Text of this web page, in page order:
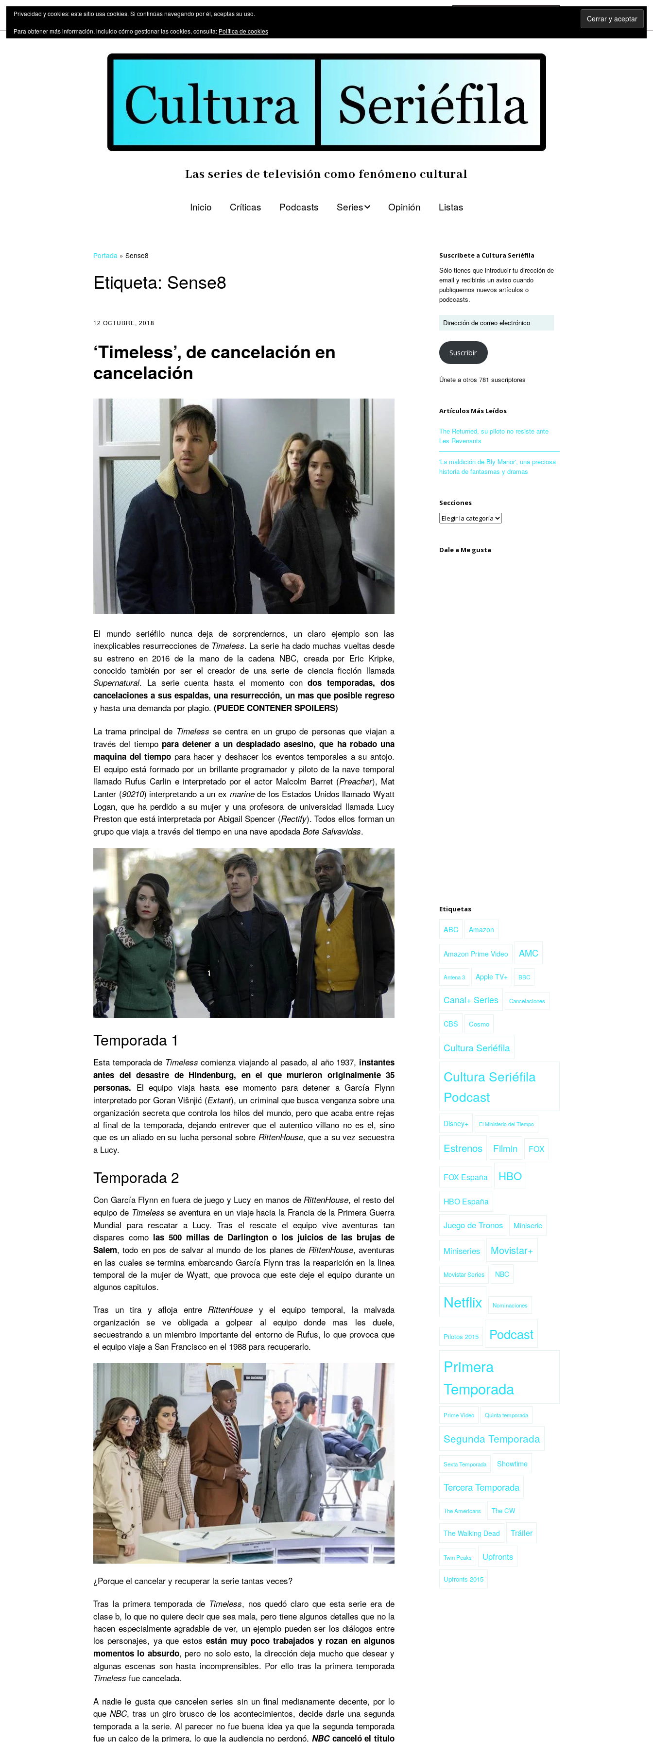
Las series de televisión como fenómeno cultural
Las series de televisión como fenómeno cultural
Inicio Críticas Podcasts Series Opinión Listas
Portada » Sense8
Etiqueta: Sense8
12 OCTUBRE, 2018
‘Timeless’, de cancelación en
cancelación
El mundo seriéfilo nunca deja de sorprendernos, un claro ejemplo son las
inexplicables resurrecciones de Timeless. La serie ha dado muchas vueltas desde
su estreno en 2016 de la mano de la cadena NBC, creada por Eric Kripke,
conocido también por ser el creador de una serie de ciencia ficción llamada
Supernatural. La serie cuenta hasta el momento condos temporadas, dos
cancelaciones a sus espaldas, una resurrección, un mas que posible regreso
y hasta una demanda por plagio. (PUEDE CONTENER SPOILERS)
La trama principal de Timeless se centra en un grupo de personas que viajan a
través del tiempo para detener a un despiadado asesino, que ha robado una
maquina del tiempo para hacer y deshacer los eventos temporales a su antojo.
El equipo está formado por un brillante programador y piloto de la nave temporal
llamado Rufus Carlin e interpretado por el actor Malcolm Barret (Preacher), Mat
Lanter (90210) interpretando a un ex marinede los Estados Unidos llamado Wyatt
Logan, que ha perdido a su mujer y una profesora de universidad llamada Lucy
Preston que está interpretada por Abigail Spencer (Rectify). Todos ellos forman un
grupo que viaja a través del tiempo en una nave apodada Bote Salvavidas.
Temporada 1
Esta temporada de Timeless comienza viajando al pasado, al año 1937, instantes
antes del desastre de Hindenburg, en el que murieron originalmente 35
personas. El equipo viaja hasta ese momento para detener a García Flynn
interpretado por Goran Višnjić (Extant), un criminal que busca venganza sobre una
organización secreta que controla los hilos del mundo, pero que acaba entre rejas
al final de la temporada, dejando entrever que el autentico villano no es el, sino
que es un aliado en su lucha personal sobre RittenHouse, que a su vez secuestra
a Lucy.
Temporada 2
Con García Flynn en fuera de juego y Lucy en manos de RittenHouse, el resto del
equipo de Timeless se aventura en un viaje hacia la Francia de la Primera Guerra
Mundial para rescatar a Lucy. Tras el rescate el equipo vive aventuras tan
dispares como las 500 millas de Darlington o los juicios de las brujas de
Salem, todo en pos de salvar al mundo de los planes de RittenHouse, aventuras
en las cuales se termina embarcando García Flynn tras la reaparición en la linea
temporal de la mujer de Wyatt, que provoca que este deje el equipo durante un
algunos capitulos.
Tras un tira y afloja entre RittenHouse y el equipo temporal, la malvada
organización se ve obligada a golpear al equipo donde mas les duele,
secuestrando a un miembro importante del entorno de Rufus, lo que provoca que
el equipo viaje a San Francisco en el 1988 para recuperarlo.
¿Porque el cancelar y recuperar la serie tantas veces?
Tras la primera temporada de Timeless, nos quedó claro que esta serie era de
clase b, lo que no quiere decir que sea mala, pero tiene algunos detalles que no la
hacen especialmente agradable de ver, un ejemplo pueden ser los diálogos entre
los personajes, ya que estosestán muy poco trabajados y rozan en algunos
momentos lo absurdo, pero no solo esto, la dirección deja mucho que desear y
algunas escenas son hasta incomprensibles. Por ello tras la primera temporada
Timeless fue cancelada.
A nadie le gusta que cancelen series sin un final medianamente decente, por lo
que NBC, tras un giro brusco de los acontecimientos, decide darle una segunda
temporada a la serie. Al parecer no fue buena idea ya que la segunda temporada
fue un calco de la primera, lo que la audiencia no perdonó, NBCcanceló el titulo
Suscríbete a Cultura Seriéfila
Sólo tienes que introducir tu dirección de
email y recibirás un aviso cuando
publiquemos nuevos artículos o
podccasts.
Suscribir
Únete a otros 781 suscriptores
Artículos Más Leídos
The Returned, su piloto no resiste ante
Les Revenants
'La maldición de Bly Manor', una preciosa
historia de fantasmas y dramas
Secciones
Dale a Me gusta
Etiquetas
ABC Amazon
Amazon Prime Video AMC
Antena 3 Apple TV+ BBC
Canal+ Series Cancelaciones
CBS Cosmo
Cultura Seriéfila
Cultura Seriéfila
Podcast
Disney+ El Ministerio del Tiempo
Estrenos Filmin FOX
FOX España HBO
HBO España
Juego de Tronos Miniserie
Miniseries Movistar+
Movistar Series NBC
Netflix Nominaciones
Pilotos 2015 Podcast
Primera
Temporada
Prime Video Quinta temporada
Segunda Temporada
Sexta Temporada Showtime
Tercera Temporada
The Americans The CW
The Walking Dead Tráiler
Twin Peaks Upfronts
Upfronts 2015
Privacidad y cookies: este sitio usa cookies. Si continúas navegando por él, aceptas su uso.
Para obtener más información, incluido cómo gestionar las cookies, consulta: Política de cookies